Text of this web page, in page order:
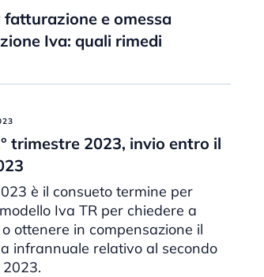
fatturazione e omessa
Iva: quali rimedi
trimestre 2023, invio entro il
è il consueto termine per
Iva TR per chiedere a
ottenere in compensazione il
infrannuale relativo al secondo